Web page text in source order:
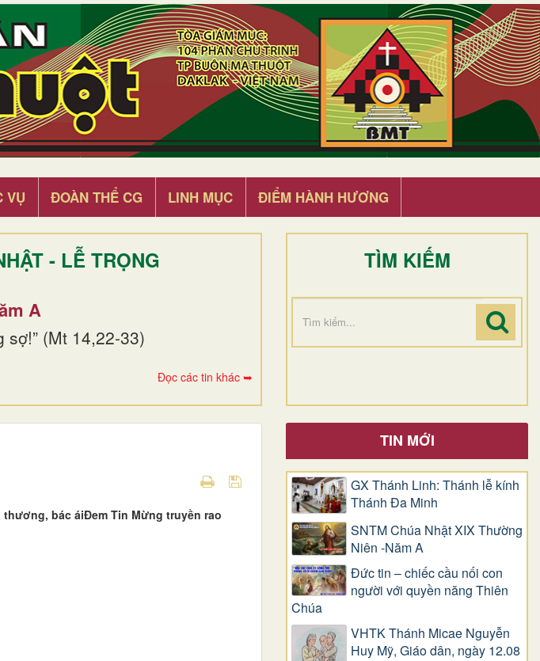
VỤ ĐOÀN THỂ CG LINH MỤC ĐIỂM HÀNH HƯƠNG
- LỄ TRỌNG
A
sợ!” (Mt 14,22-33)
Đọc các tin khác ➥
TÌM KIẾM
bác áiĐem Tin Mừng truyền rao
TIN MỚI
GX Thánh Linh: Thánh lễ kính
Thánh Đa Minh
SNTM Chúa Nhật XIX Thường
Niên -Năm A
Đức tin – chiếc cầu nối con
người với quyền năng Thiên
Chúa
VHTK Thánh Micae Nguyễn
Huy Mỹ, Giáo dân, ngày 12.08